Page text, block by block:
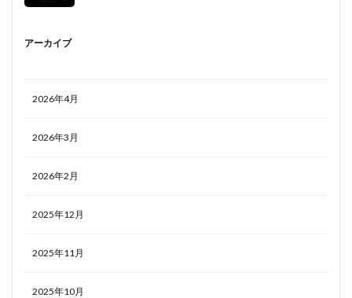
アーカイブ
2026年4月
2026年3月
2026年2月
2025年12月
2025年11月
2025年10月